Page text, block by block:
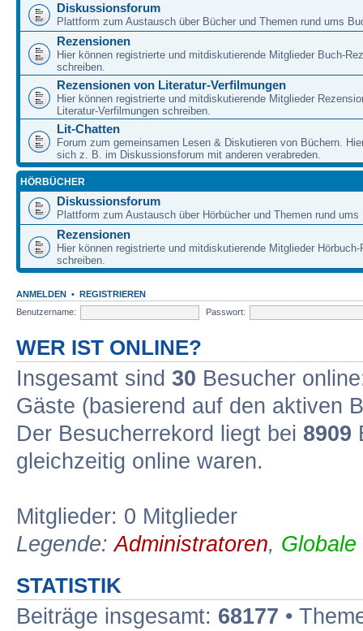
Diskussionsforum
Plattform zum Austausch über Bücher und Themen rund ums
Rezensionen
Hier können registrierte und mitdiskutierende Mitglieder Buch-
schreiben.
Rezensionen von Literatur-Verfilmungen
Hier können registrierte und mitdiskutierende Mitglieder
Literatur-Verfilmungen schreiben.
Lit-Chatten
Forum zum gemeinsamen Lesen & Diskutieren von Büchern.
sich z. B. im Diskussionsforum mit anderen verabreden.
HÖRBÜCHER
Diskussionsforum
Plattform zum Austausch über Hörbücher und Themen rund ums
Rezensionen
Hier können registrierte und mitdiskutierende Mitglieder Hörbuch-
schreiben.
ANMELDEN • REGISTRIEREN
Benutzername:
Passwort:
WER IST ONLINE?
Insgesamt sind 30 Besucher
Gäste (basierend auf den aktiven
Der Besucherrekord liegt bei 8909
gleichzeitig online waren.
Mitglieder: 0 Mitglieder
Legende:Administratoren,
STATISTIK
Beiträge insgesamt: 68177 •